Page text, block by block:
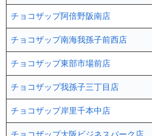
チョコザップ阿倍野阪南店
チョコザップ南海我孫子前西店
チョコザップ東部市場前店
チョコザップ我孫子三丁目店
チョコザップ岸里千本中店